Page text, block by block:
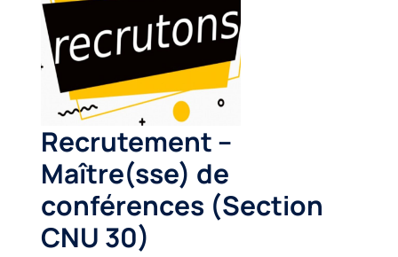
Recrutement –
Maître(sse) de
conférences (Section
CNU 30)